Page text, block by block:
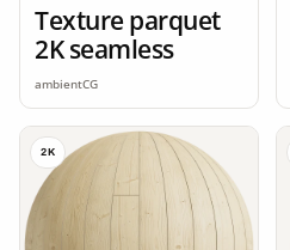
Texture parquet
2K seamless
ambientCG
2K